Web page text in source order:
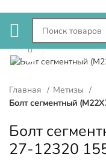
Нажмите, чтобы
Главная
Метизы
Болт сегментный
Болт
27-12320